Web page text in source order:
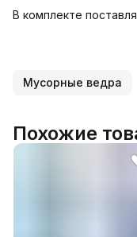
В комплекте
Мусорные ведра
Похожие